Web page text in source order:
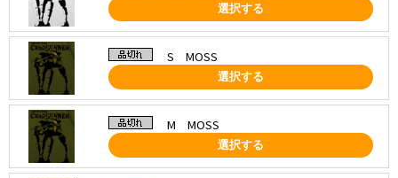
選択する
S MOSS
選択する
M MOSS
選択する